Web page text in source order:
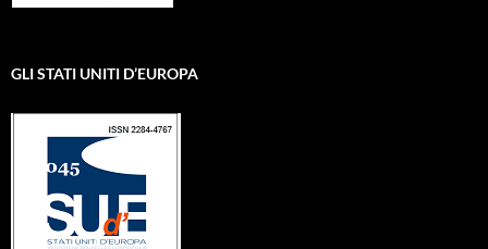
GLI STATI UNITI D’EUROPA